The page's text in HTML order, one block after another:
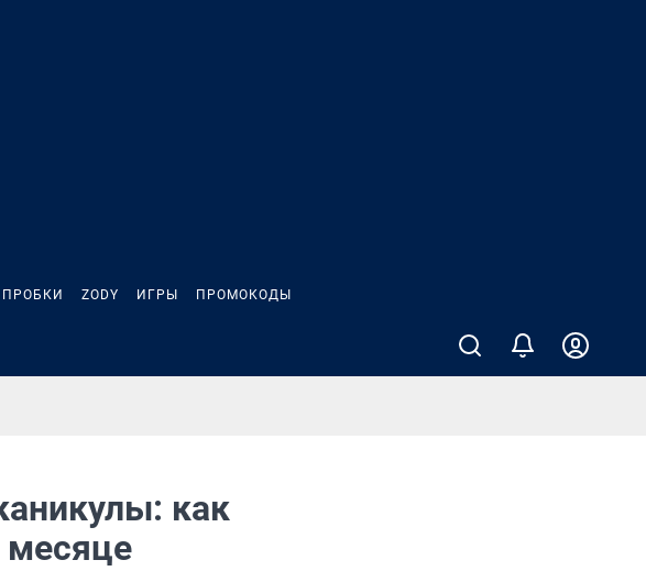
ПРОБКИ ZODY ИГРЫ ПРОМОКОДЫ
как
месяце